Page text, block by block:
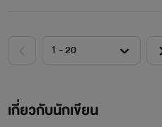
เกี่ยวกับนักเขียน